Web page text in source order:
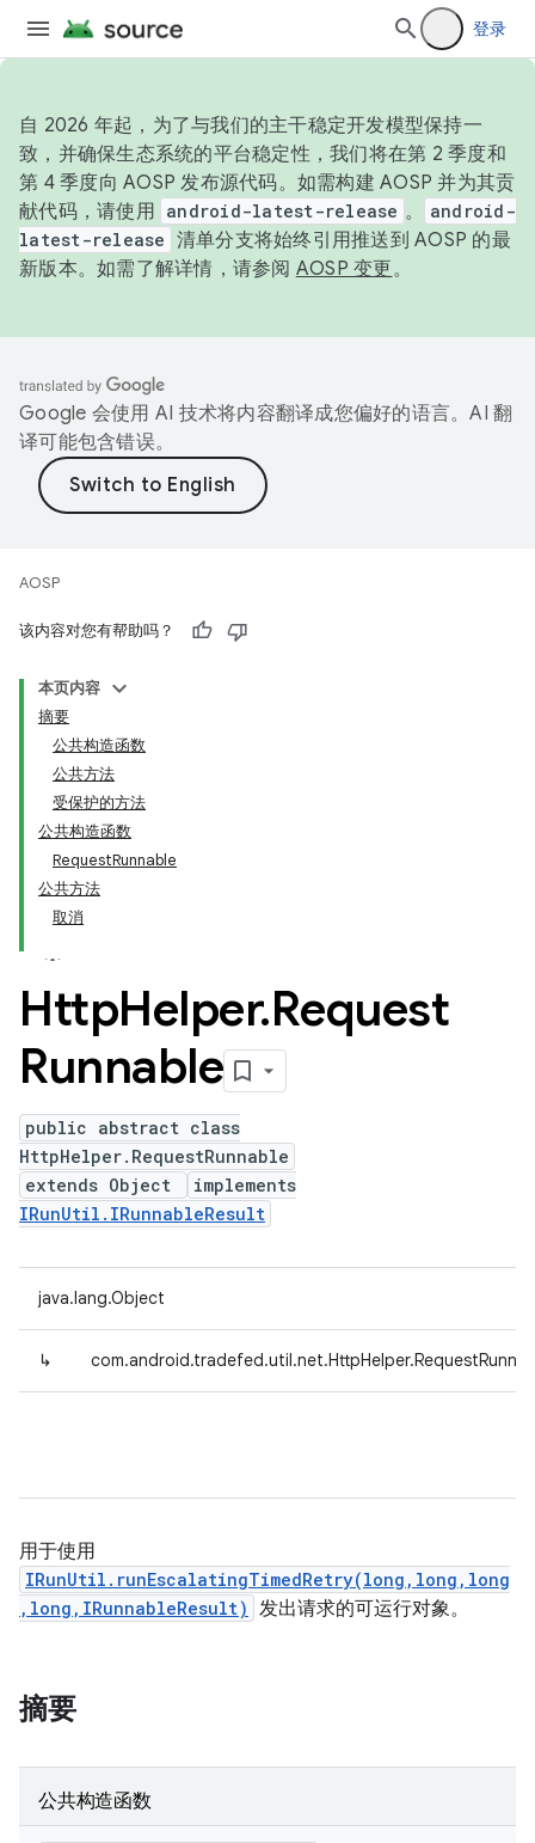
登录
自 2026 年起，为了与我们的主干稳定开发模型保持一
致，并确保生态系统的平台稳定性，我们将在第 2 季度和
第 4 季度向 AOSP 发布源代码。如需构建 AOSP 并为其贡
献代码，请使用 android-latest-release 。
android-
latest-release 清单分支将始终引用推送到 AOSP 的最
新版本。如需了解详情，请参阅 AOSP 变更。
Google 会使用 AI 技术将内容翻译成您偏好的语言。AI 翻
译可能包含错误。
AOSP
该内容对您有帮助吗？
本页内容
摘要
公共构造函数
公共方法
受保护的方法
公共构造函数
RequestRunnable
公共方法
取消
HttpHelper.Request
Runnable
public abstract class
HttpHelper.RequestRunnable
extends Object
implements
IRunUtil.IRunnableResult
java.lang.Object
↳
用于使用
IRunUtil.runEscalatingTimedRetry(long,long,long
,long,IRunnableResult) 发出请求的可运行对象。
摘要
公共构造函数